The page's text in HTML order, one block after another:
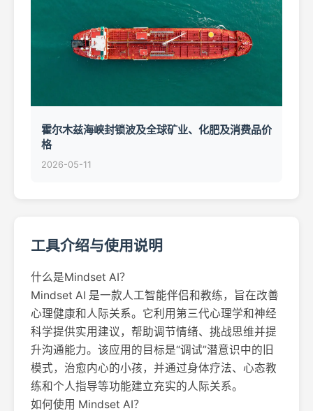
霍尔木兹海峡封锁波及全球矿业、化肥及消费品价
格
2026-05-11
工具介绍与使用说明
什么是Mindset AI？
Mindset AI 是一款人工智能伴侣和教练，旨在改善
心理健康和人际关系。它利用第三代心理学和神经
科学提供实用建议，帮助调节情绪、挑战思维并提
升沟通能力。该应用的目标是“调试”潜意识中的旧
模式，治愈内心的小孩，并通过身体疗法、心态教
练和个人指导等功能建立充实的人际关系。
如何使用 Mindset AI？